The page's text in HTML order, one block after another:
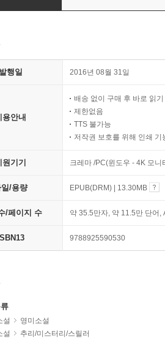
발행일 2016년 08월 31일
용안내
배송 없이 구매 후 바로 읽기
제한없음
TTS 불가능
저작권 보호를 위해 인쇄 기
원기기 크레마 /PC(윈도우 - 4K 모
/용량 EPUB(DRM) | 13.30MB
/페이지 수 약 35.5만자, 약 11.5만 단어
ISBN13 9788925590530
설
영미소설
설 추리/미스터리/스릴러